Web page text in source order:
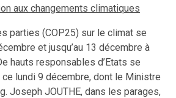
aux changements climatiques
parties (COP25) sur le climat se
et jusqu’au 13 décembre à
hauts responsables d’Etats se
lundi 9 décembre, dont le Ministre
Joseph JOUTHE, dans les parages,